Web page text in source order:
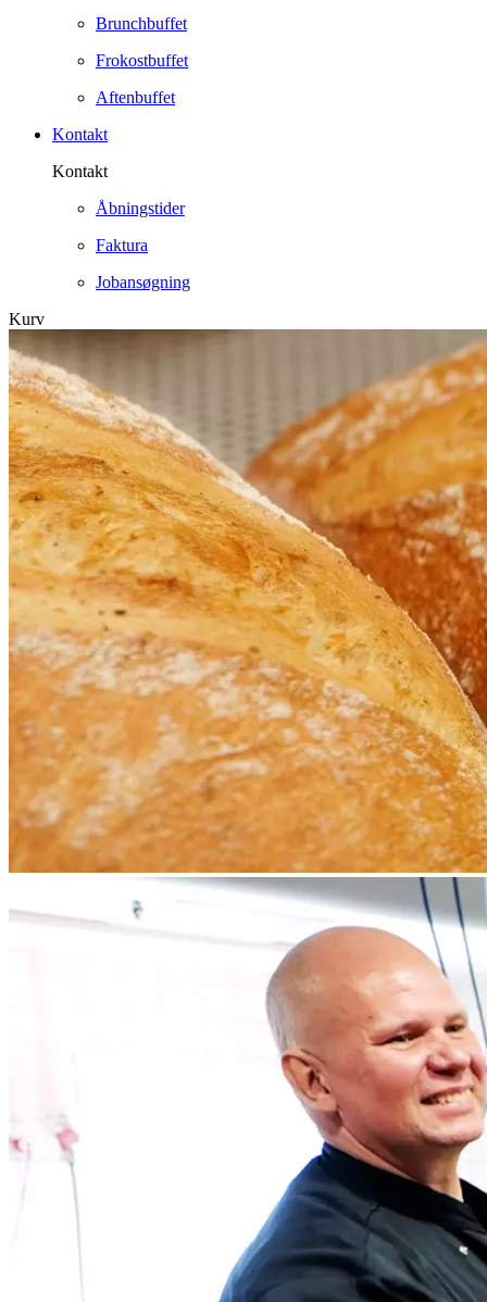
Brunchbuffet
Frokostbuffet
Aftenbuffet
Kontakt
Kontakt
Åbningstider
Faktura
Jobansøgning
Kurv